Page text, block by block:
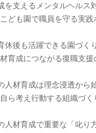
を支えるメンタルヘルス
ども園で職員を守る実践
休後も活躍できる園づく
育成につながる復職支援
人材育成は理念浸透から
自ら考え行動する組織づく
人材育成で重要な「叱り